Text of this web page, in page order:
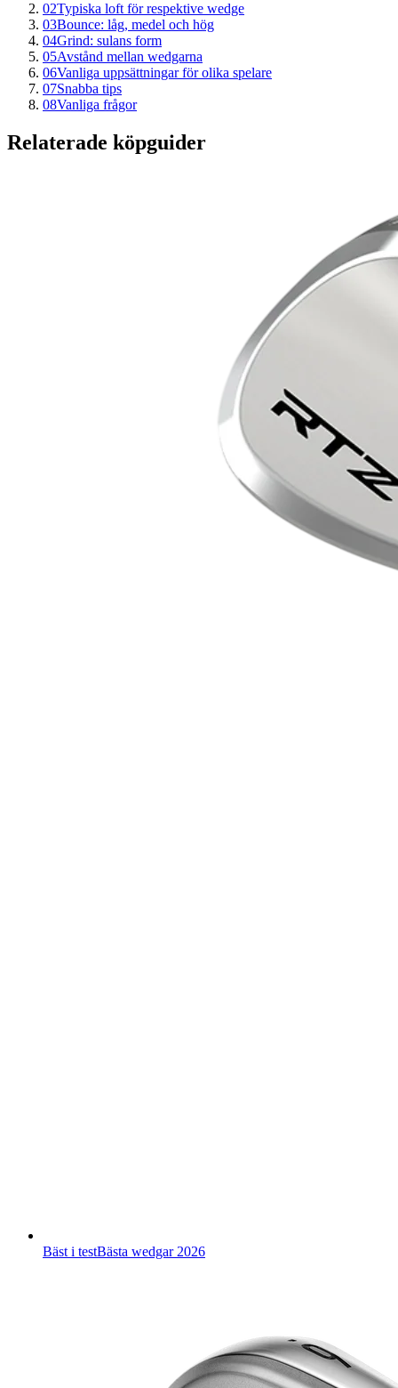
02Typiska loft för respektive wedge
03Bounce: låg, medel och hög
04Grind: sulans form
05Avstånd mellan wedgarna
06Vanliga uppsättningar för olika spelare
07Snabba tips
08Vanliga frågor
Relaterade köpguider
Bäst i testBästa wedgar 2026